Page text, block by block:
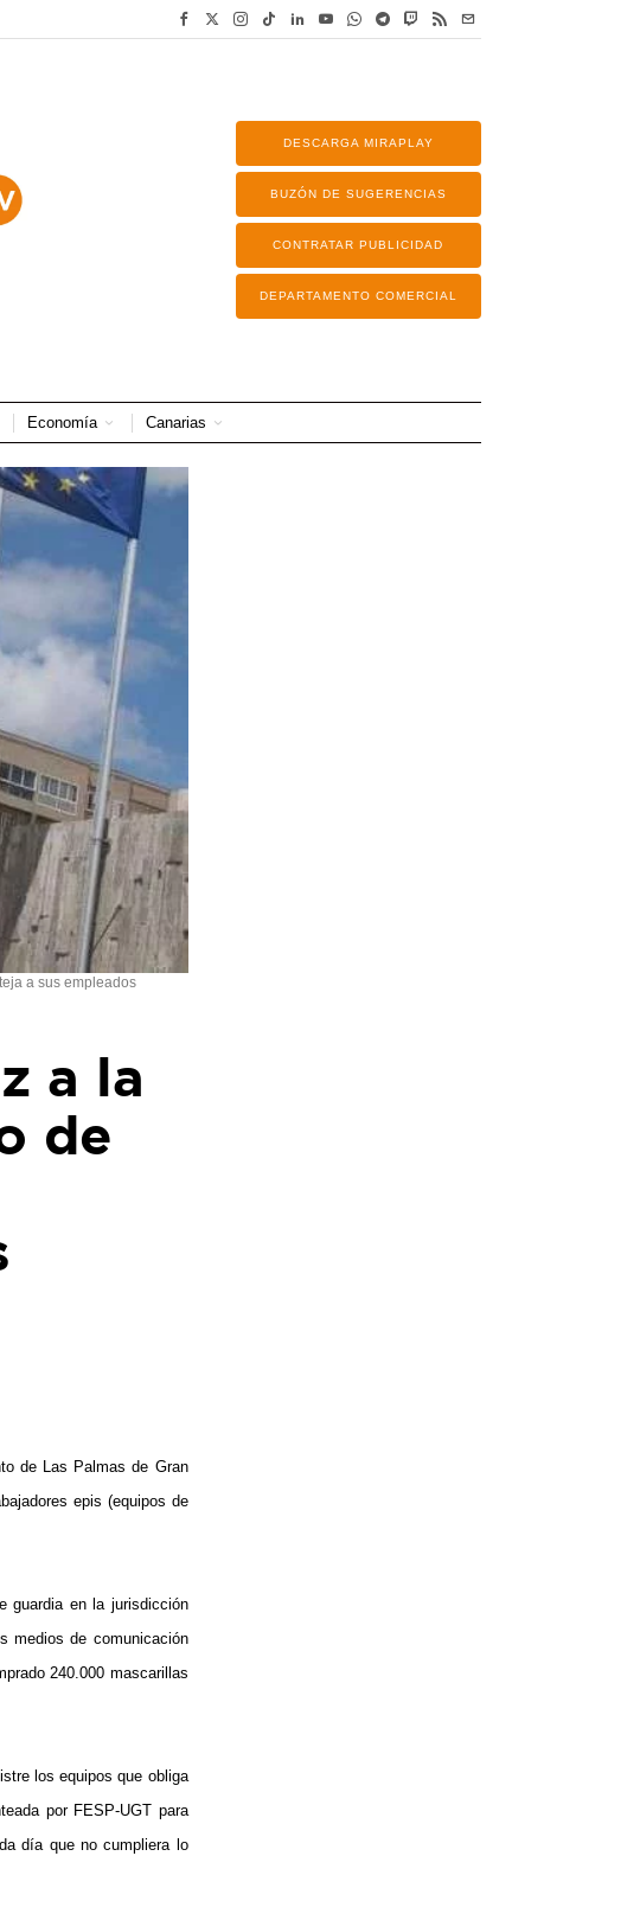
DESCARGA MIRAPLAY
BUZÓN DE SUGERENCIAS
CONTRATAR PUBLICIDAD
DEPARTAMENTO COMERCIAL
Economía Canarias
a sus empleados
a la
de
de Las Palmas de Gran
epis (equipos de
guardia en la jurisdicción
medios de comunicación
240.000 mascarillas
los equipos que obliga
por FESP-UGT para
día que no cumpliera lo